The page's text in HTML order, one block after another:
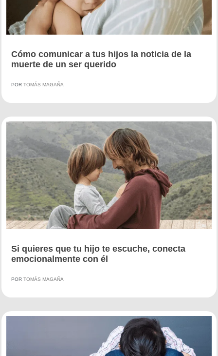
Cómo comunicar a tus hijos la noticia de la
muerte de un ser querido
POR TOMÁS MAGAÑA
Si quieres que tu hijo te escuche, conecta
emocionalmente con él
POR TOMÁS MAGAÑA